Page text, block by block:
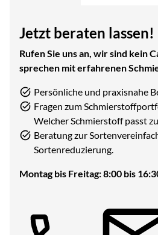
Jetzt beraten lassen!
Rufen Sie uns an, wir sind kein
sprechen mit erfahrenen
Persönliche und praxisnahe
Fragen zum
Welcher Schmierstoff passt
Beratung zur
Sortenreduzierung.
Montag bis Freitag: 8:00 bis